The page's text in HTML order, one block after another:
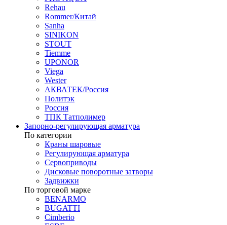
Rehau
Rommer/Китай
Sanha
SINIKON
STOUT
Tiemme
UPONOR
Viega
Wester
АКВАТЕК/Россия
Политэк
Россия
ТПК Татполимер
Запорно-регулирующая арматура
По категории
Краны шаровые
Регулирующая арматура
Сервоприводы
Дисковые поворотные затворы
Задвижки
По торговой марке
BENARMO
BUGATTI
Cimberio